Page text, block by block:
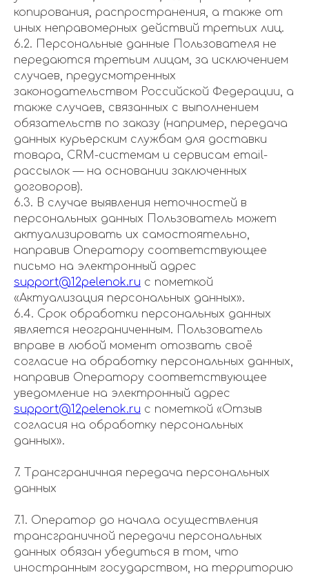
копирования, распространения, а также от
иных неправомерных действий третьих лиц.
6.2. Персональные данные Пользователя не
передаются третьим лицам, за исключением
случаев, предусмотренных
законодательством Российской Федерации, а
также случаев, связанных с выполнением
обязательств по заказу (например, передача
данных курьерским службам для доставки
товара, CRM-системам и сервисам email-
рассылок — на основании заключенных
договоров).
6.3. В случае выявления неточностей в
персональных данных Пользователь может
актуализировать их самостоятельно,
направив Оператору соответствующее
письмо на электронный адрес
support@12pelenok.ru с пометкой
«Актуализация персональных данных».
6.4. Срок обработки персональных данных
является неограниченным. Пользователь
вправе в любой момент отозвать своё
согласие на обработку персональных данных,
направив Оператору соответствующее
уведомление на электронный адрес
support@12pelenok.ru с пометкой «Отзыв
согласия на обработку персональных
данных».
7. Трансграничная передача персональных
данных
7.1. Оператор до начала осуществления
трансграничной передачи персональных
данных обязан убедиться в том, что
иностранным государством, на территорию